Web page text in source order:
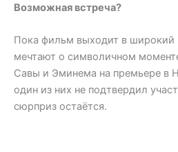
Возможная встреча?
Пока фильм выходит в широкий
мечтают о символичном
Савы и Эминема на премьере в
один из них не подтвердил
сюрприз остаётся.